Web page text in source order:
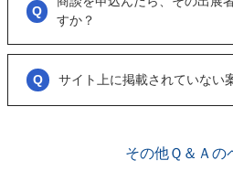
具体的に購入を考えた場合は、一度、出
すか？
ございません。まずは、商談でどのよう
あるため、気軽に商談申し込みを行ってく
サイト上に掲載されていない
その他Ｑ＆Ａの